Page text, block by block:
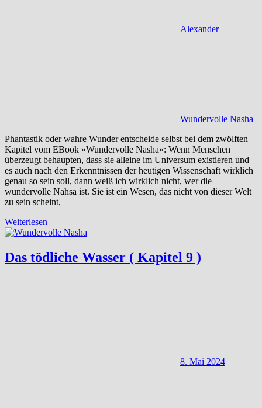
Alexander
Wundervolle Nasha
Phantastik oder wahre Wunder entscheide selbst bei dem zwölften
Kapitel vom EBook »Wundervolle Nasha«: Wenn Menschen
überzeugt behaupten, dass sie alleine im Universum existieren und
es auch nach den Erkenntnissen der heutigen Wissenschaft wirklich
genau so sein soll, dann weiß ich wirklich nicht, wer die
wundervolle Nahsa ist. Sie ist ein Wesen, das nicht von dieser Welt
zu sein scheint,
Weiterlesen
Das tödliche Wasser ( Kapitel 9 )
8. Mai 2024